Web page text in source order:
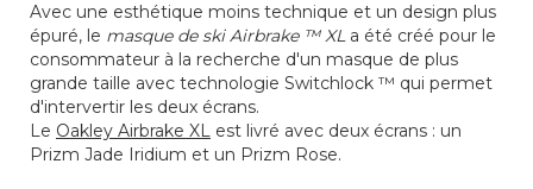
Avec une esthétique moins technique et un design plus
épuré, le masque de ski Airbrake ™ XLa été créé pour le
consommateur à la recherche d'un masque de plus
grande taille avec technologie Switchlock ™ qui permet
d'intervertir les deux écrans.
Le Oakley Airbrake XL est livré avec deux écrans : un
Prizm Jade Iridium et un Prizm Rose.